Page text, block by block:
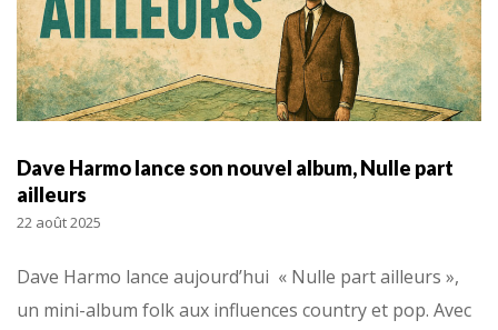
Dave Harmo lance son nouvel album, Nulle part
ailleurs
22 août 2025
Dave Harmo lance aujourd’hui « Nulle part ailleurs »,
un mini-album folk aux influences country et pop. Avec